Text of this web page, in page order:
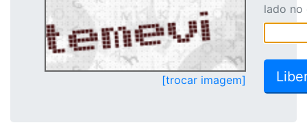
[trocar imagem]
lado no